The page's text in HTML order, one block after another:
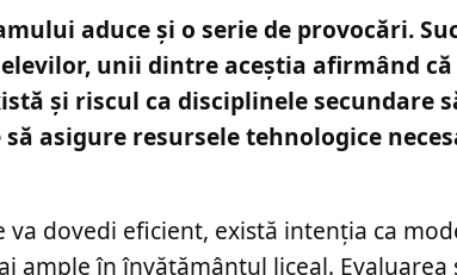
aduce și o serie de provocări.
unii dintre aceștia afirmând că
și riscul ca disciplinele secundare
asigure resursele tehnologice
dovedi eficient, există intenția ca
ample în învățământul liceal.